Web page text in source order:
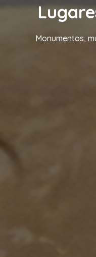
Monumentos,